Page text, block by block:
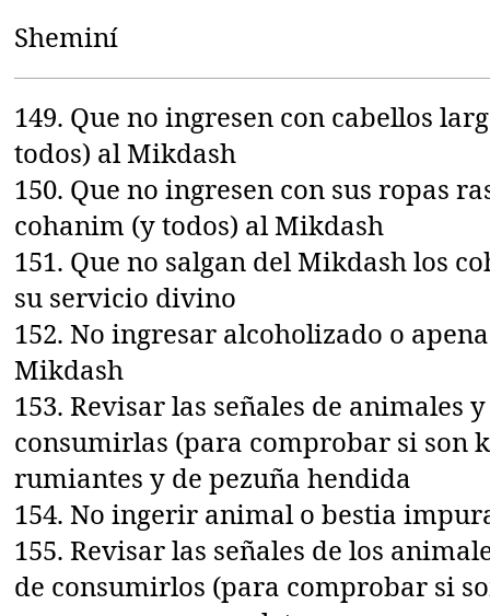
Sheminí
149. Que no ingresen con cabellos
todos) al Mikdash
150. Que no ingresen con sus ropas
cohanim (y todos) al Mikdash
151. Que no salgan del Mikdash los
su servicio divino
152. No ingresar alcoholizado o
Mikdash
153. Revisar las señales de animales
consumirlas (para comprobar si son
rumiantes y de pezuña hendida
154. No ingerir animal o bestia
155. Revisar las señales de los
de consumirlos (para comprobar si